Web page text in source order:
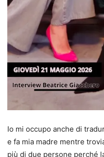
Io mi occupo anche di
e fa mia madre mentre
più di due persone perché